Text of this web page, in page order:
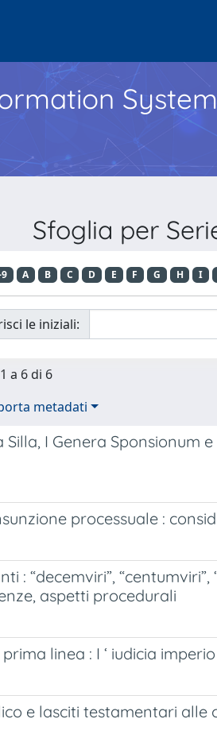
System
Sfoglia per
A B C D E F G H I
le iniziali:
a 6 di 6
metadati
Silla, I Genera Sponsionum
processuale :
: “decemviri”,
aspetti procedurali
linea : I ‘ iudicia
e lasciti testamentari alle